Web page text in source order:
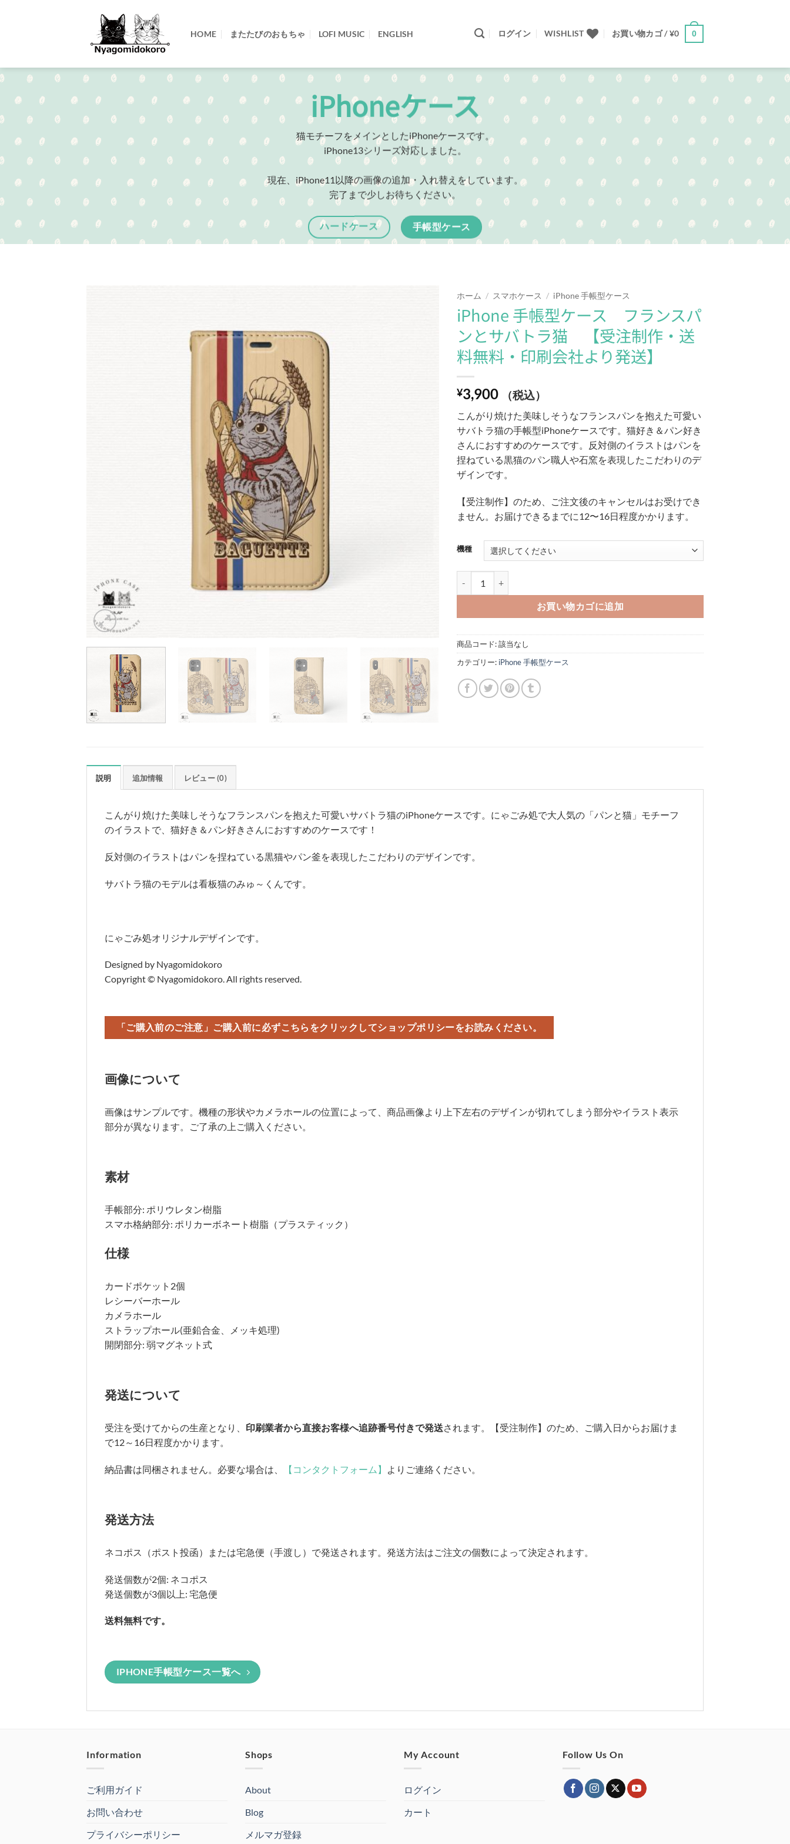
HOME またたびのおもちゃ LOFI MUSIC ENGLISH ログイン WISHLIST お買い物カゴ /¥0 0
iPhoneケース
猫モチーフをメインとしたiPhoneケースです。
iPhone13シリーズ対応しました。
現在、iPhone11以降の画像の追加・入れ替えをしています。
完了まで少しお待ちください。
ハードケース 手帳型ケース
ホーム / スマホケース / iPhone 手帳型ケース
iPhone 手帳型ケース フランスパ
ンとサバトラ猫 【受注制作・送
料無料・印刷会社より発送】
¥3,900 （税込）
こんがり焼けた美味しそうなフランスパンを抱えた可愛い
サバトラ猫の手帳型iPhoneケースです。猫好き＆パン好き
さんにおすすめのケースです。反対側のイラストはパンを
捏ねている黒猫のパン職人や石窯を表現したこだわりのデ
ザインです。
【受注制作】のため、ご注文後のキャンセルはお受けでき
ません。お届けできるまでに12〜16日程度かかります。
機種
お買い物カゴに追加
商品コード:該当なし
カテゴリー: iPhone 手帳型ケース
説明 追加情報 レビュー (0)
こんがり焼けた美味しそうなフランスパンを抱えた可愛いサバトラ猫のiPhoneケースです。にゃごみ処で大人気の「パンと猫」モチーフ
のイラストで、猫好き＆パン好きさんにおすすめのケースです！
反対側のイラストはパンを捏ねている黒猫やパン釜を表現したこだわりのデザインです。
サバトラ猫のモデルは看板猫のみゅ～くんです。
にゃごみ処オリジナルデザインです。
Designed by Nyagomidokoro
Copyright © Nyagomidokoro. All rights reserved.
「ご購入前のご注意」ご購入前に必ずこちらをクリックしてショップポリシーをお読みください。
画像について
画像はサンプルです。機種の形状やカメラホールの位置によって、商品画像より上下左右のデザインが切れてしまう部分やイラスト表示
部分が異なります。ご了承の上ご購入ください。
素材
手帳部分: ポリウレタン樹脂
スマホ格納部分: ポリカーボネート樹脂（プラスティック）
仕様
カードポケット2個
レシーバーホール
カメラホール
ストラップホール(亜鉛合金、メッキ処理)
開閉部分: 弱マグネット式
発送について
受注を受けてからの生産となり、 印刷業者から直接お客様へ追跡番号付きで発送されます。【受注制作】のため、ご購入日からお届けま
で12～16日程度かかります。
納品書は同梱されません。必要な場合は、 【コンタクトフォーム】 よりご連絡ください。
発送方法
ネコポス（ポスト投函）または宅急便（手渡し）で発送されます。発送方法はご注文の個数によって決定されます。
発送個数が2個: ネコポス
発送個数が3個以上: 宅急便
送料無料です。
IPHONE手帳型ケース一覧へ
Information
ご利用ガイド
お問い合わせ
プライバシーポリシー
Shops
About
Blog
メルマガ登録
My Account
ログイン
カート
Follow Us On